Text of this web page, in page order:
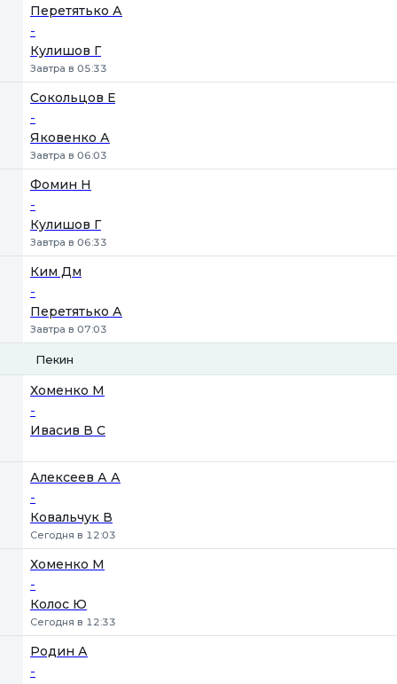
Перетятько А
-
Кулишов Г
Завтра в 05:33
Сокольцов Е
-
Яковенко А
Завтра в 06:03
Фомин Н
-
Кулишов Г
Завтра в 06:33
Ким Дм
-
Перетятько А
Завтра в 07:03
Пекин
Хоменко М
-
Ивасив В С
Алексеев А А
-
Ковальчук В
Сегодня в 12:03
Хоменко М
-
Колос Ю
Сегодня в 12:33
Родин А
-